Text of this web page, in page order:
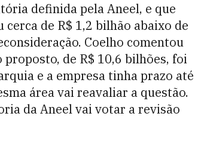
definida pela Aneel, e que
de R$ 1,2 bilhão abaixo de
Coelho comentou
de R$ 10,6 bilhões, foi
e a empresa tinha prazo até
área vai reavaliar a questão.
da Aneel vai votar a revisão